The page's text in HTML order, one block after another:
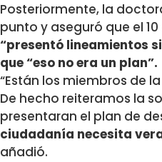
Posteriormente, la
punto y aseguró que el 10
“presentó lineamientos
que “eso no era un plan”.
“Están los miembros de
De hecho reiteramos la
presentaran el plan de
ciudadanía necesita
añadió.